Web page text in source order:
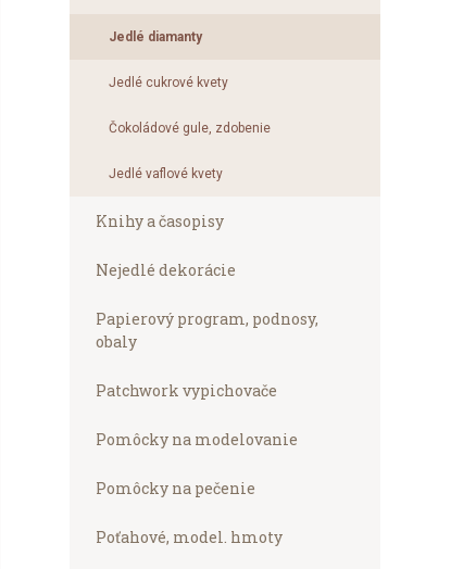
Jedlé diamanty
Jedlé cukrové kvety
Čokoládové gule, zdobenie
Jedlé vaflové kvety
Knihy a časopisy
Nejedlé dekorácie
Papierový program, podnosy,
obaly
Patchwork vypichovače
Pomôcky na modelovanie
Pomôcky na pečenie
Poťahové, model. hmoty